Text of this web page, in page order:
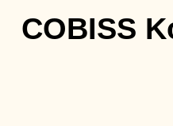
COBISS